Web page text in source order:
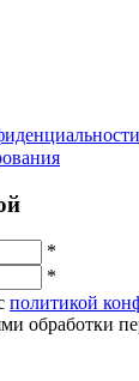
*
*
политикой
обработки